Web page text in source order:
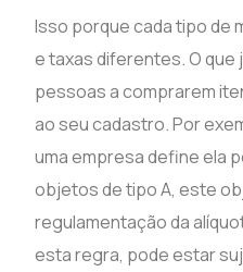
Isso porque cada tipo de
e taxas diferentes. O que
pessoas a comprarem
ao seu cadastro. Por
uma empresa define ela
objetos de tipo A, este
regulamentação da
esta regra, pode estar